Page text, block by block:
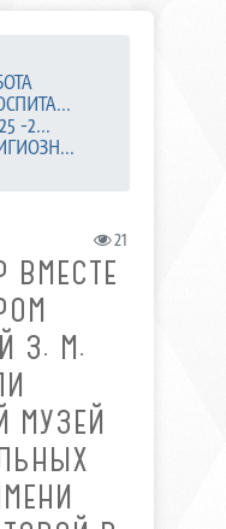
-2...
21
ВМЕСТЕ
З. М.
МУЗЕЙ